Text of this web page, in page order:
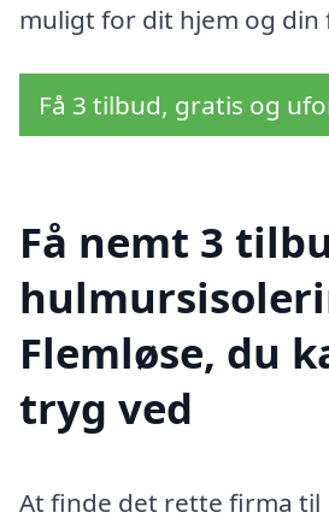
muligt for dit hjem og din
Få 3 tilbud, gratis og
Få nemt 3
Flemløse, du
tryg ved
At finde det rette firma til